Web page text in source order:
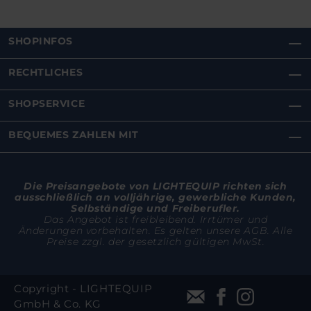
SHOPINFOS
RECHTLICHES
SHOPSERVICE
BEQUEMES ZAHLEN MIT
Die Preisangebote von LIGHTEQUIP richten sich
ausschließlich an volljährige, gewerbliche Kunden,
Selbständige und Freiberufler.
Das Angebot ist freibleibend. Irrtümer und
Änderungen vorbehalten. Es gelten unsere AGB. Alle
Preise zzgl. der gesetzlich gültigen MwSt.
Copyright - LIGHTEQUIP
GmbH & Co. KG